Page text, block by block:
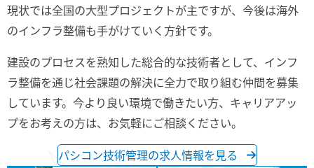
現状では全国の大型プロジェクトが主ですが、今後は海外
のインフラ整備も手がけていく方針です。
建設のプロセスを熟知した総合的な技術者として、インフ
ラ整備を通じ社会課題の解決に全力で取り組む仲間を募集
しています。今より良い環境で働きたい方、キャリアアッ
プをお考えの方は、お気軽にご相談ください。
パシコン技術管理の求人情報を見る